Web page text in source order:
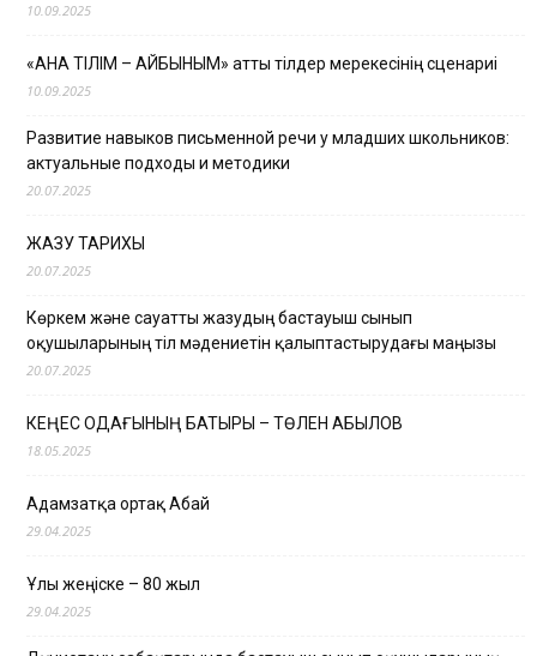
10.09.2025
«АНА ТІЛІМ – АЙБЫНЫМ» атты тілдер мерекесінің сценариі
10.09.2025
Развитие навыков письменной речи у младших школьников:
актуальные подходы и методики
20.07.2025
ЖАЗУ ТАРИХЫ
20.07.2025
Көркем және сауатты жазудың бастауыш сынып
оқушыларының тіл мәдениетін қалыптастырудағы маңызы
20.07.2025
КЕҢЕС ОДАҒЫНЫҢ БАТЫРЫ – ТӨЛЕН ҚАБЫЛОВ
18.05.2025
Адамзатқа ортақ Абай
29.04.2025
Ұлы жеңіске – 80 жыл
29.04.2025